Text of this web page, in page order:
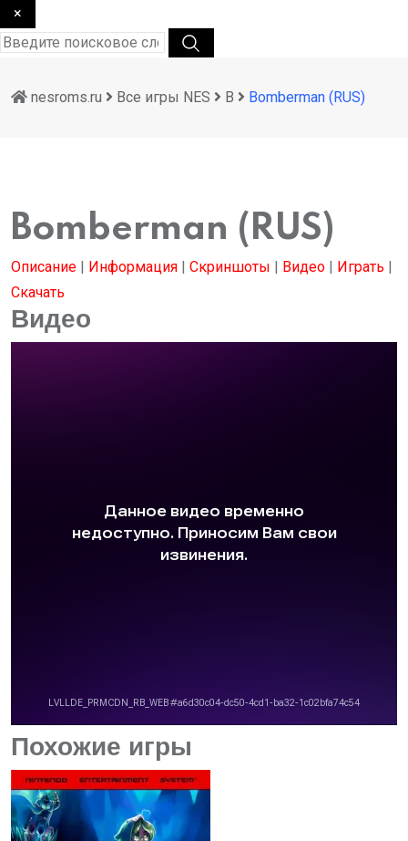
×
nesroms.ru Все игры NES B Bomberman (RUS)
Bomberman (RUS)
Описание | Информация | Скриншоты | Видео | Играть |
Скачать
Видео
Похожие игры